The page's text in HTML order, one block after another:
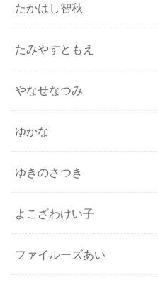
たかはし智秋
たみやすともえ
やなせなつみ
ゆかな
ゆきのさつき
よこざわけい子
ファイルーズあい